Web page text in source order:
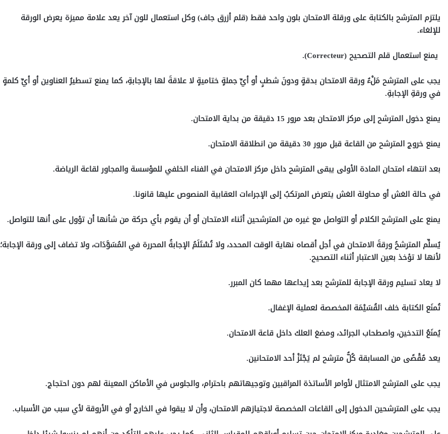
يلتزم المترشح بالكتابة على ورقلة الامتحان بلون واحد فقط (قلم أزرق جاف) وكل استعمال للون آخر يعد علامة مميزة يعرض الورقة
للإلغاء.
يمنع استعمال قلم التصحيح(Correcteur)
.
يجب على المترشح مَلْءُ ورقة الامتحان بدقةٍ ودونَ شطبٍ أو أيِّ جملةٍ ختاميةٍ لا علاقةَ لها بالإجابةِ، كما يمنع تسطيرُ العناوين أو أيِّ كلمةٍ
في ورقةِ الإجابةِ.
يمنع دخول المترشح إلى مركز الامتحان بعد مرور 15 دقيقة من بداية الامتحان.
يمنع خروج المترشح من القاعة قبل مرور 30 دقيقة من انطلاقة الامتحان.
بعد انتهاء امتحان المادة الأولى يبقى المترشح داخل مركز الامتحان في الفناء الخلفي للمؤسسة والمجاور لقاعة الرياضة.
في حالة الغش أو محاولة الغش يتعرض المرتكبُ إلى الإجراءات العقابية المنصوص عليها قانونا.
يمنع على المترشح الكلام أو التواصل مع غيره من المترشحين أثناء الامتحان أو أن يقوم بأي حركة من شأنها أن تؤول على أنها للتواصل.
يُسلِّم المترشحُ ورقةَ الامتحان في أجل أقصاه نهاية الوقت المحدد، ولا تُسْتَلَمُ الإجابةُ المحررة في المُسَوَّدَات، ولا تضاف إلى ورقة الإجابة؛
لأنها لا تؤخذ بعين الاعتبار أثناء التصحيح.
لا يعاد تسليم ورقة الإجابة للمترشح بعد إيداعها مهما كان المبرر.
تُمنَع الكتابة خلف القُسَيْمَة المخصصة لعملية الإغفال.
يُمنَعُ التدخين، واصطحاب الجرائد، ومضغ العلك داخل قاعة الامتحان.
يعد مُقْصًى من المسابقة كُلُّ مترشح لم يَجْتَزْ أحد الامتحانين.
يجب على المترشح الامتثال لأوامر الأساتذة المراقبين وتوجيهاتهم باحترام، والجلوس في الأماكن المعينة لهم دون احتجاج.
يجب على المترشحين الدخول إلى القاعات المخصصة لاجتيازهم الامتحان، وأن لا يبقوا في الخارج أو في الأروقة لأي سبب من الأسباب.